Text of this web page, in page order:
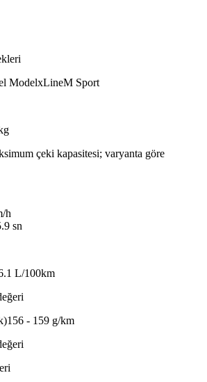
ModelxLineM Sport
çeki kapasitesi; varyanta göre
h
sn
L/100km
156 - 159 g/km